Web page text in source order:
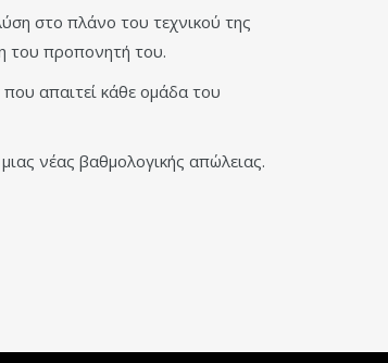
στο πλάνο του τεχνικού της
του προπονητή του.
απαιτεί κάθε ομάδα του
νέας βαθμολογικής απώλειας.